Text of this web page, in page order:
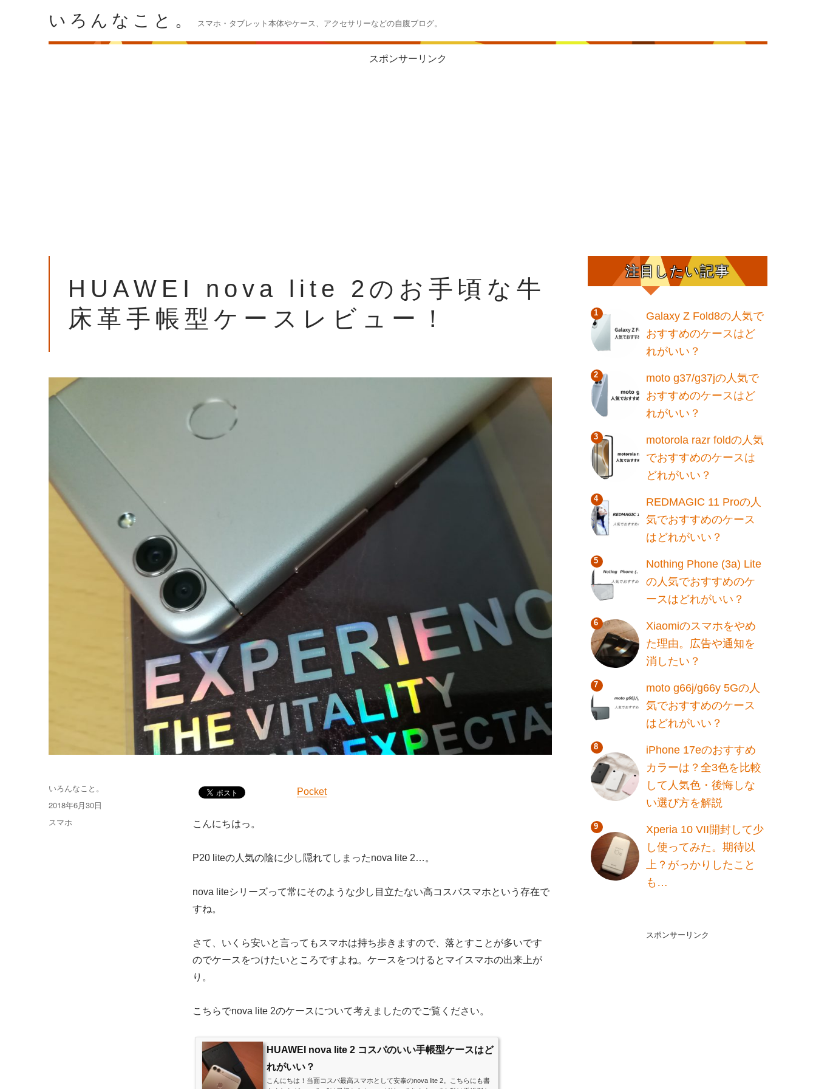
いろんなこと。 スマホ・タブレット本体やケース、アクセサリーなどの自腹ブログ。
スポンサーリンク
HUAWEI nova lite 2のお手頃な牛
床革手帳型ケースレビュー！
Pocket
こんにちはっ。
P20 liteの人気の陰に少し隠れてしまったnova lite 2…。
nova liteシリーズって常にそのような少し目立たない高コスパスマホという存在で
すね。
さて、いくら安いと言ってもスマホは持ち歩きますので、落とすことが多いです
のでケースをつけたいところですよね。ケースをつけるとマイスマホの出来上が
り。
こちらでnova lite 2のケースについて考えましたのでご覧ください。
HUAWEI nova lite 2 コスパのいい手帳型ケースはど
れがいい？
こんにちは！当面コスパ最高スマホとして安泰のnova lite 2。こちらにも書
投
稿
いろんなこと。
投
稿
2018年6月30日
カ
スマホ
注目したい記事
Galaxy Z Fold8の人気で
おすすめのケースはど
れがいい？
moto g37/g37jの人気で
おすすめのケースはど
れがいい？
motorola razr foldの人気
でおすすめのケースは
どれがいい？
REDMAGIC 11 Proの人
気でおすすめのケース
はどれがいい？
Nothing Phone (3a) Lite
の人気でおすすめのケ
ースはどれがいい？
Xiaomiのスマホをやめ
た理由。広告や通知を
消したい？
moto g66j/g66y 5Gの人
気でおすすめのケース
はどれがいい？
iPhone 17eのおすすめ
カラーは？全3色を比較
して人気色・後悔しな
い選び方を解説
Xperia 10 VII開封して少
し使ってみた。期待以
上？がっかりしたこと
も…
スポンサーリンク